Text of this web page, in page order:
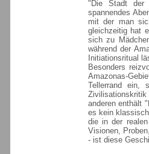
"Die Stadt der
spannendes
mit der man
gleichzeitig hat
sich zu
während der
Initiationsritual
Besonders
Amazonas-
Tellerrand ein,
anderen enthält
es kein
die in der
Visionen,
- ist diese